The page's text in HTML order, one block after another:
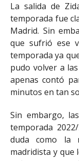
La salida de
temporada fue
Madrid. Sin
que sufrió ese
temporada ya
pudo volver a
apenas contó
minutos en tan
Sin embargo,
temporada
duda como la
madridista y que